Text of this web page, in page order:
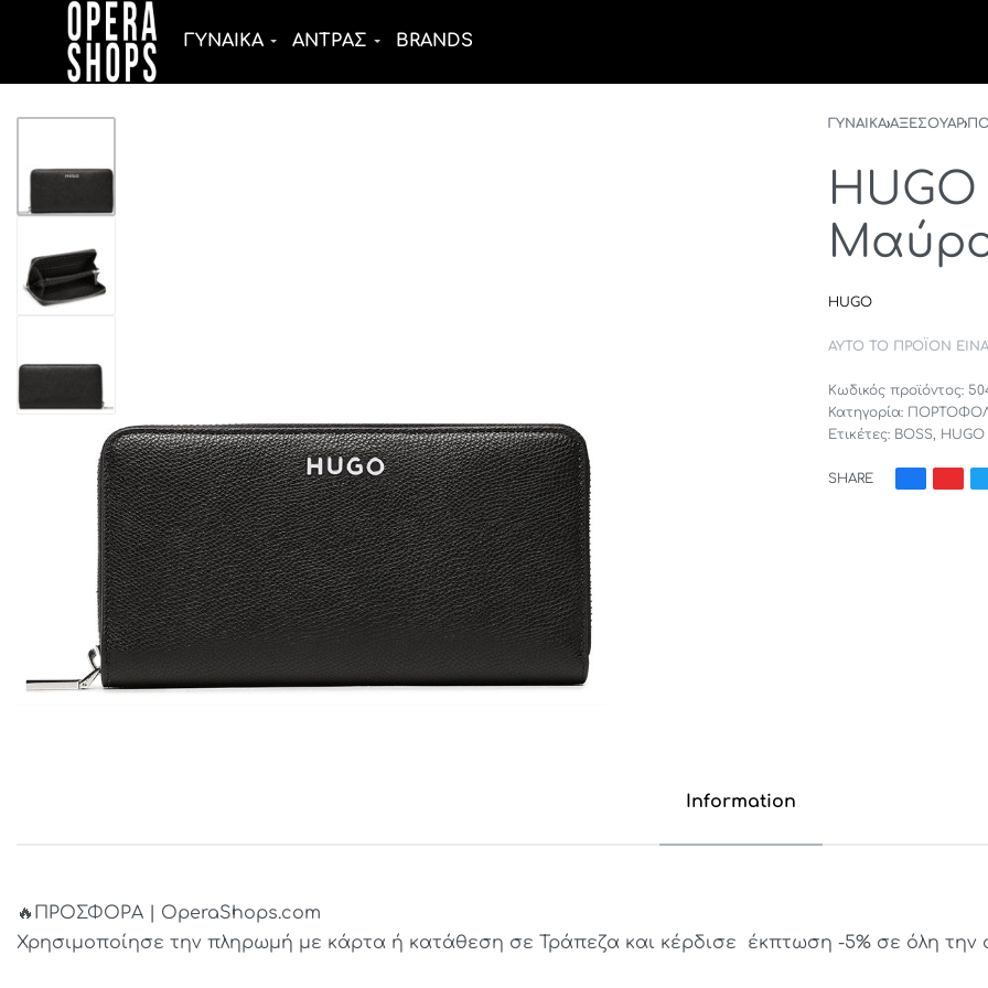
ΓΥΝΑΙΚΑ ΑΝΤΡΑΣ BRANDS
ΓΥΝΑΙΚΑ›ΑΞΕΣΟΥΑΡ›
HUGO
ΑΥΤΌ ΤΟ ΠΡΟΪΌΝ
Κατηγορία:
Ετικέτες: BOSS, HUGO
SHARE
Information
🔥ΠΡΟΣΦΟΡΑ | OperaShops.com
Χρησιμοποίησε την πληρωμή με κάρτα ή κατάθεση σε Τράπεζα και κέρδισε έκπτωση -5% σε όλη την